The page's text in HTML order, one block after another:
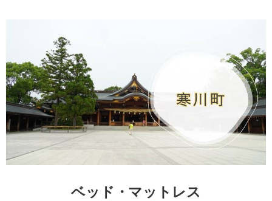
ベッド・マットレス